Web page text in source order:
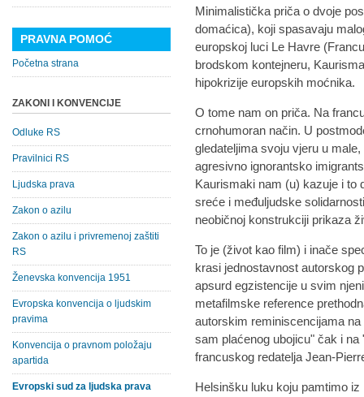
Minimalistička priča o dvoje
domaćica), koji spasavaju
europskoj luci Le Havre
brodskom kontejneru,
hipokrizije europskih moćnika.
O tome nam on priča. Na
crnohumoran način. U
gledateljima svoju vjeru u
agresivno ignorantsko
Kaurismaki nam (u) kazuje i to
sreće i međuljudske
neobičnoj konstrukciji prikaza
To je (život kao film) i inače
krasi jednostavnost autorskog
apsurd egzistencije u svim
metafilmske reference
autorskim reminiscencijama
sam plaćenog ubojicu" čak i
francuskog redatelja Jean-
Helsinšku luku koju pamtimo
PRAVNA POMOĆ
Početna strana
ZAKONI I KONVENCIJE
Odluke RS
Pravilnici RS
Ljudska prava
Zakon o azilu
Zakon o azilu i privremenoj zaštiti
RS
Ženevska konvencija 1951
Evropska konvencija o ljudskim
pravima
Konvencija o pravnom položaju
apartida
Evropski sud za ljudska prava